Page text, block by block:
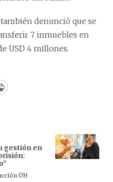
también denunció que se
7 inmuebles en
USD 4 millones.
Print
gestión en
ÚH